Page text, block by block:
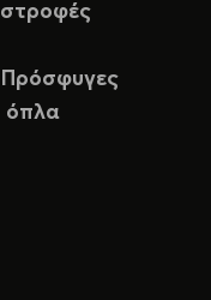
όπλα